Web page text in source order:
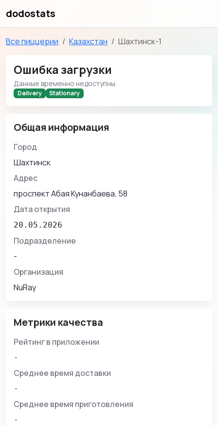
dodostats
Все пиццерии Казахстан Шахтинск-1
Ошибка загрузки
Данные временно недоступны.
Delivery Stationary
Общая информация
Город
Шахтинск
Адрес
проспект Абая Кунанбаева, 58
Дата открытия
20.05.2026
Подразделение
-
Организация
NuRay
Метрики качества
Рейтинг в приложении
-
Среднее время доставки
-
Среднее время приготовления
-